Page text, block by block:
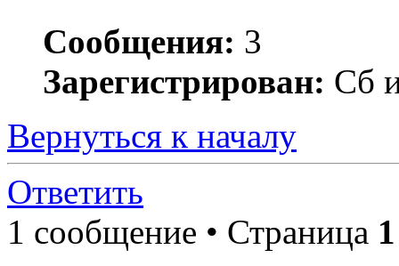
Сообщения: 3
Зарегистрирован: Сб
Вернуться к началу
Ответить
1 сообщение • Страница 1